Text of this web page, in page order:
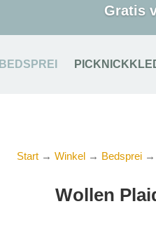
Gratis
BEDSPREI
Start→ Winkel→ Bedsprei→
Wollen